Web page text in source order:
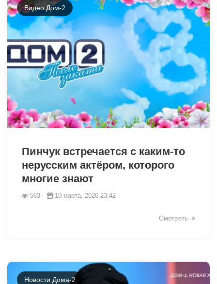
Видео Дом-2
Пинчук встречается с каким-то
нерусским актёром, которого
многие знают
563 10 марта, 2026 23:42
Смотреть
Новости Дома-2